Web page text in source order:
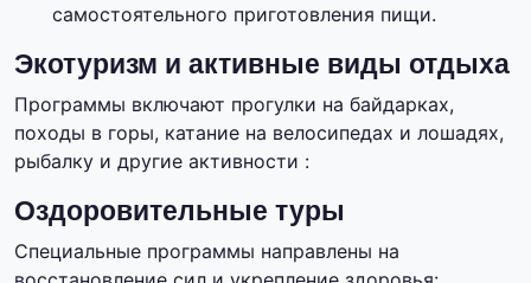
самостоятельного приготовления пищи.
Экотуризм и активные виды отдыха
Программы включают прогулки на байдарках,
походы в горы, катание на велосипедах и лошадях,
рыбалку и другие активности :
Оздоровительные туры
Специальные программы направлены на